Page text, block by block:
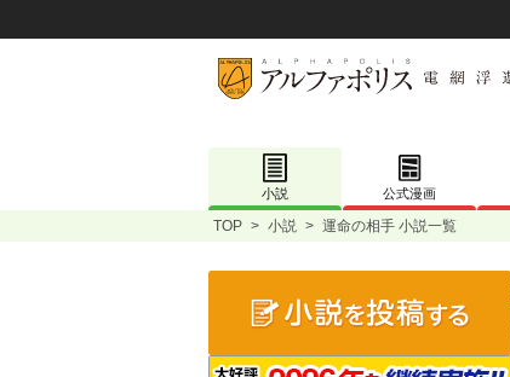
小説 公式漫画
TOP > 小説 > 運命の相手 小説一覧